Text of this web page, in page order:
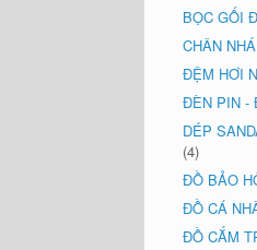
BỌC GỐI
CHÂN
ĐỆM HƠI
ĐÈN PIN -
DÉP
(4)
ĐỒ BẢO
ĐỒ CÁ
ĐỒ CẮM